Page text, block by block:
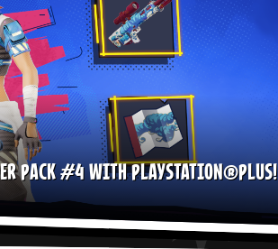
PACK #4 WITH PLAYSTATION®PLUS!